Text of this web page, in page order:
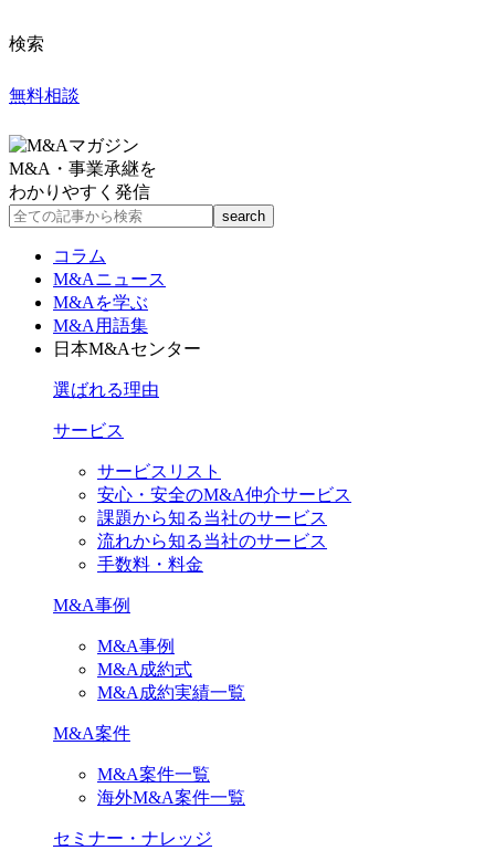
検索
無料相談
M&A・事業承継を
わかりやすく発信
コラム
M&Aニュース
M&Aを学ぶ
M&A用語集
日本M&Aセンター
選ばれる理由
サービス
サービスリスト
安心・安全のM&A仲介サービス
課題から知る当社のサービス
流れから知る当社のサービス
手数料・料金
M&A事例
M&A事例
M&A成約式
M&A成約実績一覧
M&A案件
M&A案件一覧
海外M&A案件一覧
セミナー・ナレッジ